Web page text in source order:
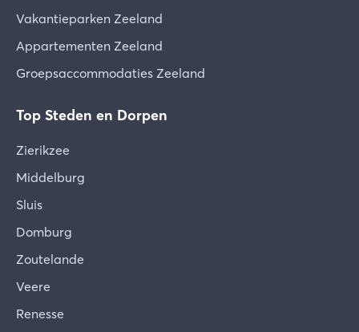
Vakantieparken Zeeland
Appartementen Zeeland
Groepsaccommodaties Zeeland
Top Steden en Dorpen
Zierikzee
Middelburg
Sluis
Domburg
Zoutelande
Veere
Renesse